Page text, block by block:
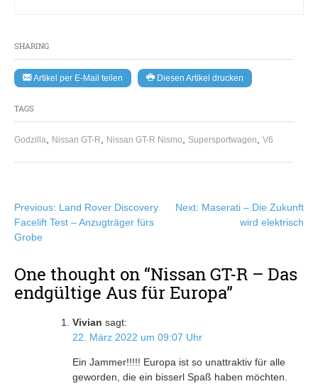
SHARING
Artikel per E-Mail teilen Diesen Artikel drucken
TAGS
Godzilla Nissan GT-R Nissan GT-R Nismo Supersportwagen V6
Beitragsnavigation
Previous: Land Rover Discovery
Facelift Test – Anzugträger fürs
Grobe
Next: Maserati – Die Zukunft
wird elektrisch
One thought on “Nissan GT-R – Das
endgültige Aus für Europa”
Vivian sagt:
22. März 2022 um 09:07 Uhr
Ein Jammer!!!!! Europa ist so unattraktiv für alle
geworden, die ein bisserl Spaß haben möchten.